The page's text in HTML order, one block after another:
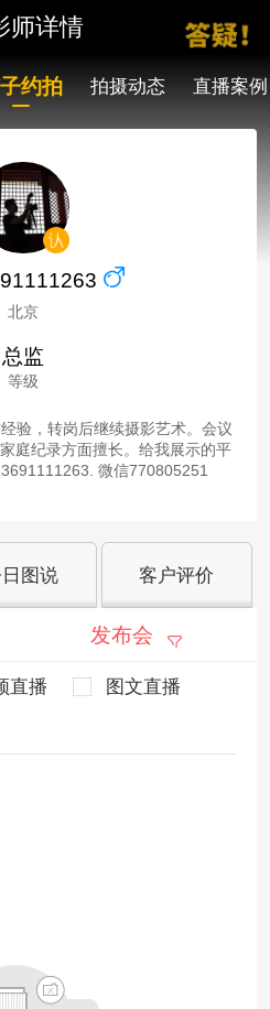
师详情
约拍 拍摄动态 直播案例
北京
总监
等级
验，转岗后继续摄影艺术。会议
庭纪录方面擅长。给我展示的平
微信770805251
图说 客户评价
发布会
直播
图文直播